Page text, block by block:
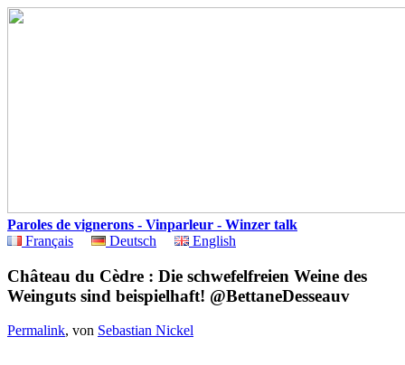
Paroles de vignerons - Vinparleur - Winzer talk
Français
Deutsch English
Château du Cèdre : Die schwefelfreien Weine des
Weinguts sind beispielhaft! @BettaneDesseauv
Permalink, von Sebastian Nickel